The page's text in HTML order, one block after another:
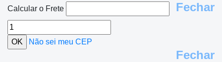
Fechar
Calcular o Frete
Não sei meu CEP
Fechar